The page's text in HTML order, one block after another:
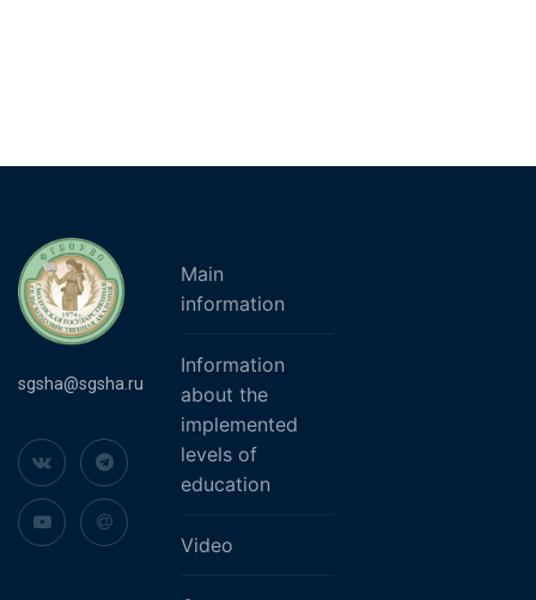
sgsha@sgsha.ru
Main
information
Information
about the
implemented
levels of
education
Video